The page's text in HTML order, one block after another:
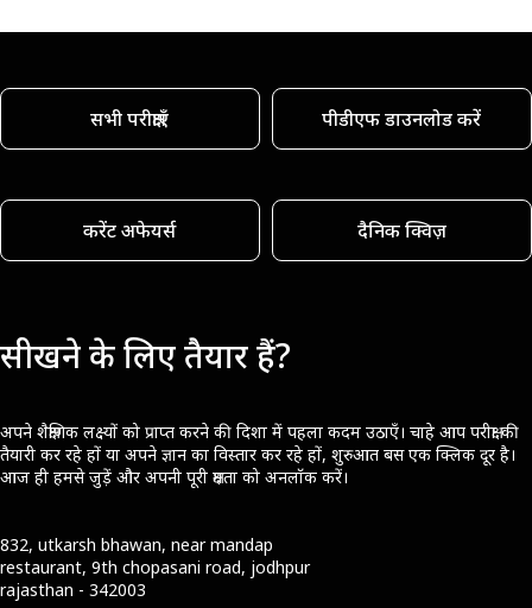
सभी परीक्षाएँ पीडीएफ डाउनलोड करें
करेंट अफेयर्स दैनिक क्विज़
सीखने के लिए तैयार हैं?
अपने शैक्षणिक लक्ष्यों को प्राप्त करने की दिशा में पहला कदम उठाएँ। चाहे आप परीक्षा की
तैयारी कर रहे हों या अपने ज्ञान का विस्तार कर रहे हों, शुरुआत बस एक क्लिक दूर है।
आज ही हमसे जुड़ें और अपनी पूरी क्षमता को अनलॉक करें।
832, utkarsh bhawan, near mandap
restaurant, 9th chopasani road, jodhpur
rajasthan - 342003